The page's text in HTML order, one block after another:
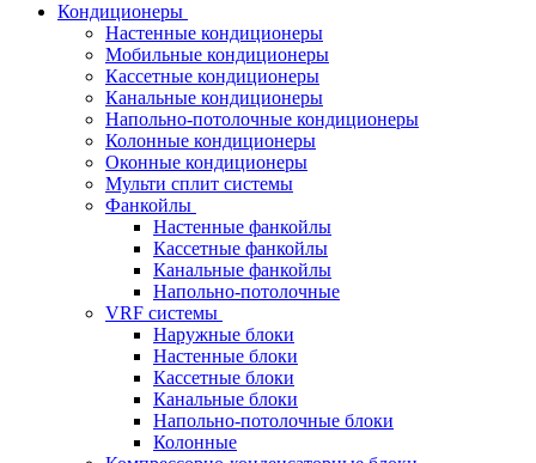
Кондиционеры
Настенные кондиционеры
Мобильные кондиционеры
Кассетные кондиционеры
Канальные кондиционеры
Напольно-потолочные кондиционеры
Колонные кондиционеры
Оконные кондиционеры
Мульти сплит системы
Фанкойлы
Настенные фанкойлы
Кассетные фанкойлы
Канальные фанкойлы
Напольно-потолочные
VRF системы
Наружные блоки
Настенные блоки
Кассетные блоки
Канальные блоки
Напольно-потолочные блоки
Колонные